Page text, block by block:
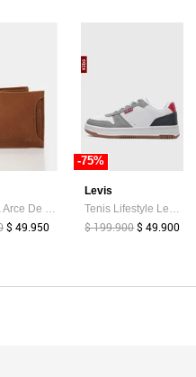
$ 49.950
-75%
Levis
$ 199.900$ 49.900